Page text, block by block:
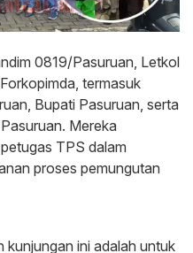
0819/Pasuruan, Letkol
termasuk
Bupati Pasuruan, serta
Mereka
TPS dalam
proses pemungutan
ini adalah untuk